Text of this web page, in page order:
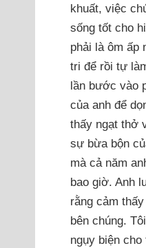
khuất, việc
sống tốt cho
phải là ôm ấp
tri để rồi tự
lần bước vào
của anh để
thấy ngạt thở
sự bừa bộn
mà cả năm
bao giờ. Anh
rằng cảm
bên chúng.
ngụy biện